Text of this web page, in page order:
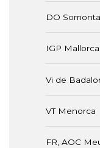
DO
IGP Mallorca
Vi de
VT Menorca
FR, AOC